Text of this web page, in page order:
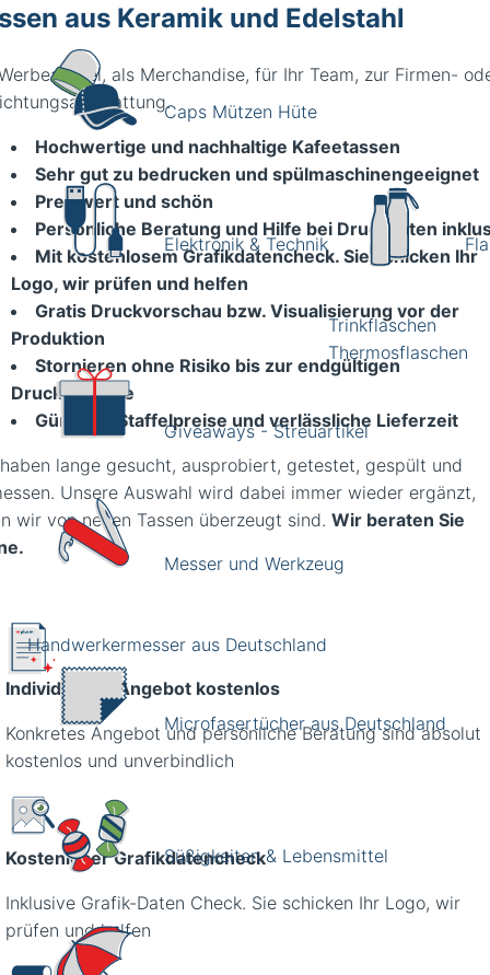
Caps Mützen Hüte
Elektronik & Technik
Trinkflaschen
Thermosflaschen
Giveaways - Streuartikel
Messer und Werkzeug
Handwerkermesser aus Deutschland
Microfasertücher aus Deutschland
Süßigkeiten & Lebensmittel
aus Keramik und Edelstahl
als Merchandise, für Ihr Team, zur Firmen-
Hochwertige und nachhaltige Kafeetassen
Sehr gut zu bedrucken und spülmaschinengeeignet
Preiswert und schön
Persönliche Beratung und Hilfe bei Druckdaten
Mit kostenlosem Grafikdatencheck. Sie schicken Ihr
Logo, wir prüfen und helfen
Gratis Druckvorschau bzw. Visualisierung vor der
Produktion
Stornieren ohne Risiko bis zur endgültigen
Druckfreigabe
Günstige Staffelpreise und verlässliche Lieferzeit
lange gesucht, ausprobiert, getestet, gespült und
Unsere Auswahl wird dabei immer wieder ergänzt,
wir von neuen Tassen überzeugt sind. Wir beraten Sie
Individuelles Angebot kostenlos
Konkretes Angebot und persönliche Beratung sind absolut
kostenlos und unverbindlich
Kostenloser Grafikdatencheck
Inklusive Grafik-Daten Check. Sie schicken Ihr Logo, wir
prüfen und helfen